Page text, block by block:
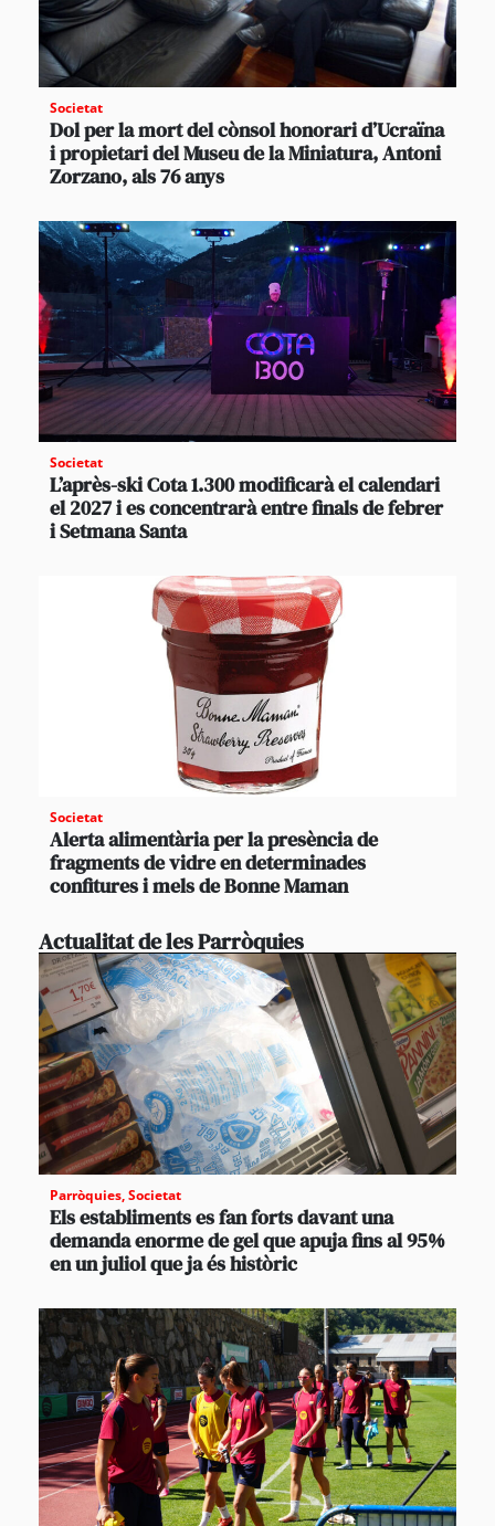
Societat
Dol per la mort del cònsol honorari d’Ucraïna
i propietari del Museu de la Miniatura, Antoni
Zorzano, als 76 anys
Societat
L’après-ski Cota 1.300 modificarà el calendari
el 2027 i es concentrarà entre finals de febrer
i Setmana Santa
Societat
Alerta alimentària per la presència de
fragments de vidre en determinades
confitures i mels de Bonne Maman
Actualitat de les Parròquies
Parròquies,Societat
Els establiments es fan forts davant una
demanda enorme de gel que apuja fins al 95%
en un juliol que ja és històric